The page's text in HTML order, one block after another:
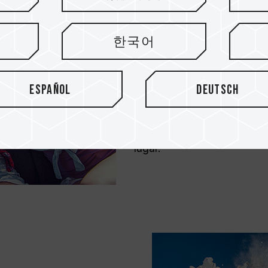
La tarjeta ELITE A1
alta calidad en 4K Ultra
imágenes asombrosas y
se pueden guardar como
videos para recordarlos.
sentir la fluidez durante la
capturar libremente los
disfrutar de los preciados
lugar.
한국어
Español Deutsch